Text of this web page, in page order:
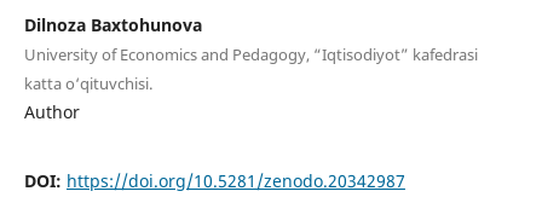
Dilnoza Baxtohunova
University of Economics and Pedagogy, “Iqtisodiyot” kafedrasi
katta o‘qituvchisi.
Author
DOI: https://doi.org/10.5281/zenodo.20342987